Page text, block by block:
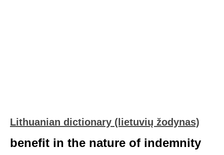
Lithuanian dictionary (lietuvių žodynas)
benefit in the nature of indemnity